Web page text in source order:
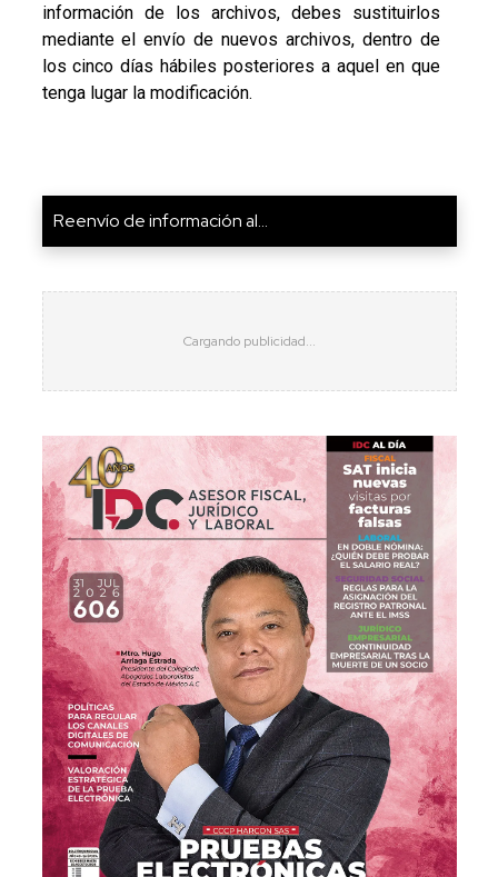
información de los archivos, debes sustituirlos
mediante el envío de nuevos archivos, dentro de
los cinco días hábiles posteriores a aquel en que
tenga lugar la modificación.
Reenvío de información al...